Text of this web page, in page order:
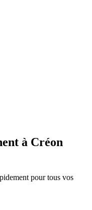
à Créon
pour tous vos